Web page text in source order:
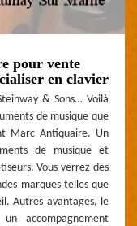
pour vente
en clavier
& Sons… Voilà
de musique que
Marc Antiquaire. Un
de musique et
Vous verrez des
marques telles que
Autres avantages, le
accompagnement